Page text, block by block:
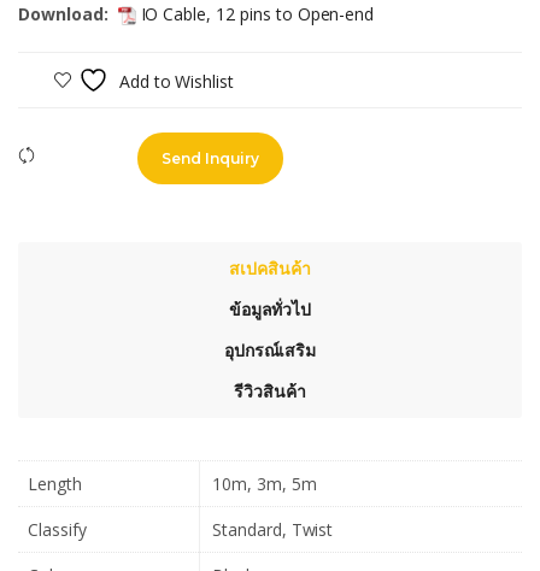
Download:
IO Cable, 12 pins to Open-end
Add to Wishlist
Send Inquiry
สเปคสินค้า
ข้อมูลทั่วไป
อุปกรณ์เสริม
รีวิวสินค้า
Length
10m, 3m, 5m
Classify
Standard, Twist